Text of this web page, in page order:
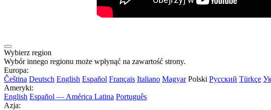
Wybierz region
Wybór innego regionu może wpłynąć na zawartość strony.
Europa:
Čeština Deutsch English Español Français Italiano Magyar Polski Русский Türkçe
Ameryki:
English Español — América Latina Português
Azja: